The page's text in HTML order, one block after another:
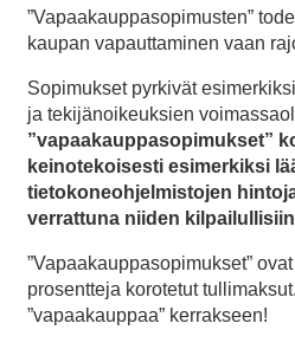
”Vapaakauppasopimusten”
kaupan vapauttaminen vaan
Sopimukset pyrkivät
ja tekijänoikeuksien
”vapaakauppasopimukset”
keinotekoisesti esimerkiksi
tietokoneohjelmistojen
verrattuna niiden
”Vapaakauppasopimukset”
prosentteja korotetut
”vapaakauppaa” kerrakseen!